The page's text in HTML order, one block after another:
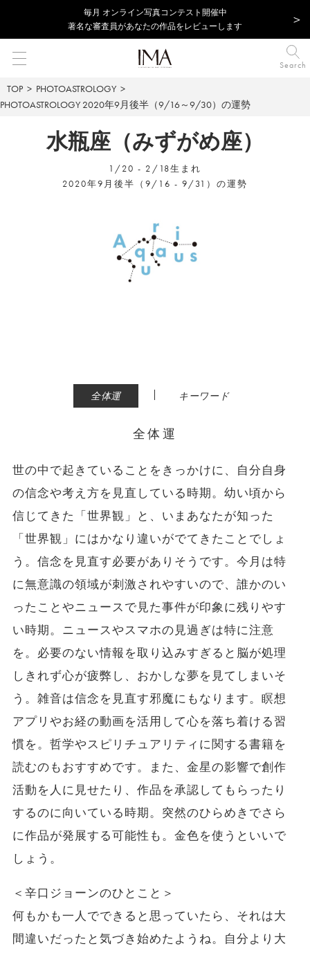
毎⽉ オンライン写真コンテスト開催中
著名な審査員があなたの作品をレビューします
Search
TOP
PHOTOASTROLOGY
PHOTOASTROLOGY 2020年9月後半（9/16～9/30）の運勢
水瓶座（みずがめ座）
1/20 - 2/18生まれ
2020年9月後半（9/16 - 9/31）の運勢
全体運 | キーワード
全体運
世の中で起きていることをきっかけに、自分自身
の信念や考え方を見直している時期。幼い頃から
信じてきた「世界観」と、いまあなたが知った
「世界観」にはかなり違いがでてきたことでしょ
う。信念を見直す必要がありそうです。今月は特
に無意識の領域が刺激されやすいので、誰かのい
ったことやニュースで見た事件が印象に残りやす
い時期。ニュースやスマホの見過ぎは特に注意
を。必要のない情報を取り込みすぎると脳が処理
しきれず心が疲弊し、おかしな夢を見てしまいそ
う。雑音は信念を見直す邪魔にもなります。瞑想
アプリやお経の動画を活用して心を落ち着ける習
慣を。哲学やスピリチュアリティに関する書籍を
読むのもおすすめです。また、金星の影響で創作
活動を人に見せたり、作品を承認してもらったり
するのに向いている時期。突然のひらめきでさら
に作品が発展する可能性も。金色を使うといいで
しょう。
＜辛口ジョーンのひとこと＞
何もかも一人でできると思っていたら、それは大
間違いだったと気づき始めたようね。自分より大